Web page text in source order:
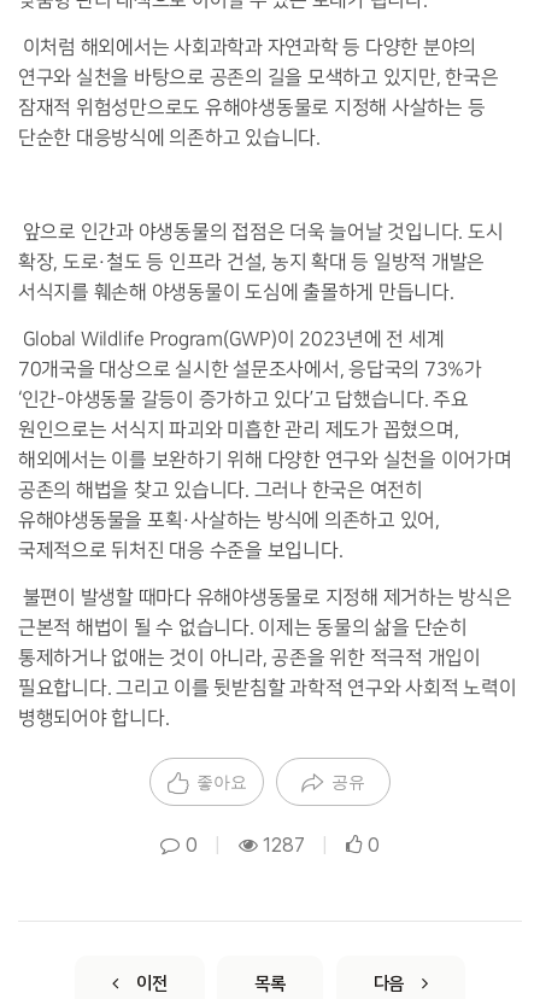
이처럼 해외에서는 사회과학과 자연과학 등 다양한 분야의
연구와 실천을 바탕으로 공존의 길을 모색하고 있지만, 한국은
잠재적 위험성만으로도 유해야생동물로 지정해 사살하는 등
단순한 대응방식에 의존하고 있습니다.
앞으로 인간과 야생동물의 접점은 더욱 늘어날 것입니다. 도시
확장, 도로·철도 등 인프라 건설, 농지 확대 등 일방적 개발은
서식지를 훼손해 야생동물이 도심에 출몰하게 만듭니다.
Global Wildlife Program(GWP)이 2023년에 전 세계
70개국을 대상으로 실시한 설문조사에서, 응답국의 73%가
‘인간-야생동물 갈등이 증가하고 있다’고 답했습니다. 주요
원인으로는 서식지 파괴와 미흡한 관리 제도가 꼽혔으며,
해외에서는 이를 보완하기 위해 다양한 연구와 실천을 이어가며
공존의 해법을 찾고 있습니다. 그러나 한국은 여전히
유해야생동물을 포획·사살하는 방식에 의존하고 있어,
국제적으로 뒤처진 대응 수준을 보입니다.
불편이 발생할 때마다 유해야생동물로 지정해 제거하는 방식은
근본적 해법이 될 수 없습니다. 이제는 동물의 삶을 단순히
통제하거나 없애는 것이 아니라, 공존을 위한 적극적 개입이
필요합니다. 그리고 이를 뒷받침할 과학적 연구와 사회적 노력이
병행되어야 합니다.
좋아요 공유
0 1287 0
이전 목록 다음